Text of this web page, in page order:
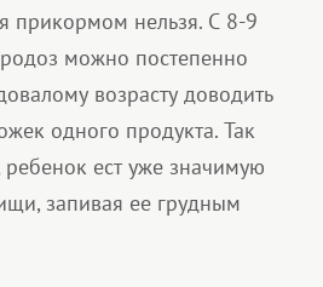
прикормом нельзя. С 8-9
можно постепенно
возрасту доводить
одного продукта. Так
ребенок ест уже значимую
запивая ее грудным